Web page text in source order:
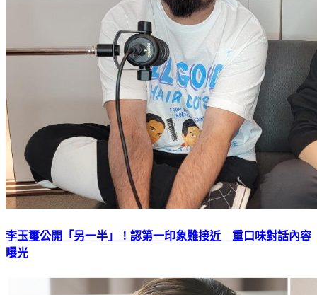
李玉璽公開「另一半」！認第一印象難接近 重口味對話內容
曝光